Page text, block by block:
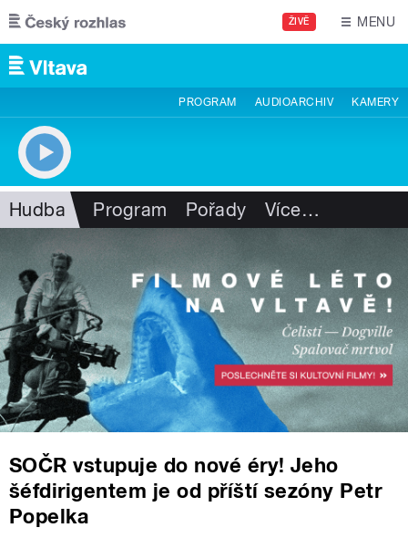
Přejít k hlavnímu obsahu
ŽIVĚ MENU
PROGRAM AUDIOARCHIV KAMERY
Hudba Program Pořady Více…
SOČR vstupuje do nové éry! Jeho
šéfdirigentem je od příští sezóny Petr
Popelka